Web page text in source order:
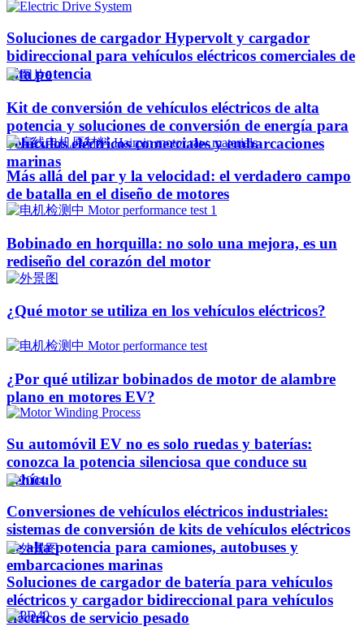
Soluciones de cargador Hypervolt y cargador
bidireccional para vehículos eléctricos comerciales de
alta potencia
Kit de conversión de vehículos eléctricos de alta
potencia y soluciones de conversión de energía para
vehículos eléctricos comerciales y embarcaciones
marinas
Más allá del par y la velocidad: el verdadero campo
de batalla en el diseño de motores
Bobinado en horquilla: no solo una mejora, es un
rediseño del corazón del motor
¿Qué motor se utiliza en los vehículos eléctricos?
¿Por qué utilizar bobinados de motor de alambre
plano en motores EV?
Su automóvil EV no es solo ruedas y baterías:
conozca la potencia silenciosa que conduce su
vehículo
Conversiones de vehículos eléctricos industriales:
sistemas de conversión de kits de vehículos eléctricos
de alta potencia para camiones, autobuses y
embarcaciones marinas
Soluciones de cargador de batería para vehículos
eléctricos y cargador bidireccional para vehículos
eléctricos de servicio pesado